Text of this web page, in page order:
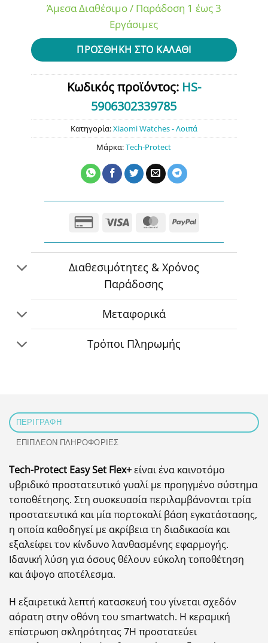
Άμεσα Διαθέσιμο / Παράδοση 1 έως 3
Εργάσιμες
ΠΡΟΣΘΉΚΗ ΣΤΟ ΚΑΛΆΘΙ
Κωδικός προϊόντος: HS-
5906302339785
Κατηγορία:Xiaomi Watches - Λοιπά
Μάρκα:Tech-Protect
Credit
2
Visa MasterCard
PayPal
Διαθεσιμότητες & Χρόνος
Παράδοσης
Μεταφορικά
Τρόποι Πληρωμής
ΠΕΡΙΓΡΑΦΉ
ΕΠΙΠΛΈΟΝ ΠΛΗΡΟΦΟΡΊΕΣ
Tech-Protect Easy Set Flex+είναι ένα καινοτόμο
υβριδικό προστατευτικό γυαλί με προηγμένο σύστημα
τοποθέτησης. Στη συσκευασία περιλαμβάνονται τρία
προστατευτικά και μία πορτοκαλί βάση εγκατάστασης,
η οποία καθοδηγεί με ακρίβεια τη διαδικασία και
εξαλείφει τον κίνδυνο λανθασμένης εφαρμογής.
Ιδανική λύση για όσους θέλουν εύκολη τοποθέτηση
και άψογο αποτέλεσμα.
Η εξαιρετικά λεπτή κατασκευή του γίνεται σχεδόν
αόρατη στην οθόνη του smartwatch. Η κεραμική
επίστρωση σκληρότητας 7H προστατεύει